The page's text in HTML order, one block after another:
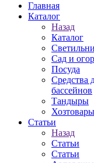
Главная
Каталог
Назад
Каталог
Сад и
Посуда
Средства
бассейнов
Тандыры
Хозтовары
Статьи
Назад
Статьи
Статьи